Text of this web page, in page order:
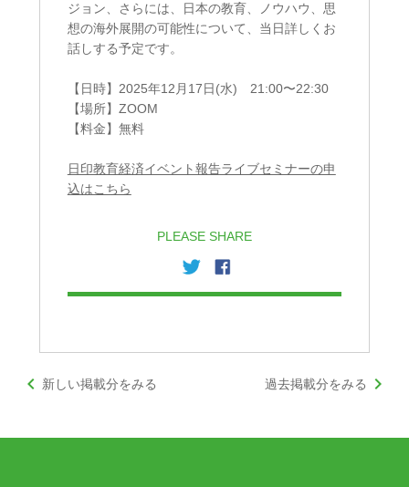
ジョン、さらには、日本の教育、ノウハウ、思
想の海外展開の可能性について、当日詳しくお
話しする予定です。
【日時】2025年12月17日(水) 21:00〜22:30
【場所】ZOOM
【料金】無料
日印教育経済イベント報告ライブセミナーの申
込はこちら
PLEASE SHARE
keyboard_arrow_left新しい掲載分をみる 過去掲載分をみる keyboard_arrow_right